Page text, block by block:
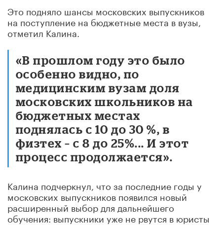
Это подняло шансы московских выпускников
на поступление на бюджетные места в вузы,
отметил Калина.
«В прошлом году это было
особенно видно, по
медицинским вузам доля
московских школьников на
бюджетных местах
поднялась с 10 до 30 %, в
физтех – с 8 до 25%... И этот
процесс продолжается».
Калина подчеркнул, что за последние годы у
московских выпускников появился новый
расширенный выбор для дальнейшего
обучения: выпускники уже не рвутся в юристы